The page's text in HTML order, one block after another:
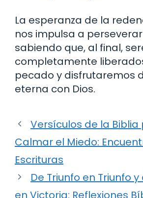
La esperanza de la
nos impulsa a
sabiendo que, al final,
completamente
pecado y disfrutaremos
eterna con Dios.
Versículos de la Biblia
Calmar el Miedo:
Escrituras
De Triunfo en Triunfo
en Victoria: Reflexiones